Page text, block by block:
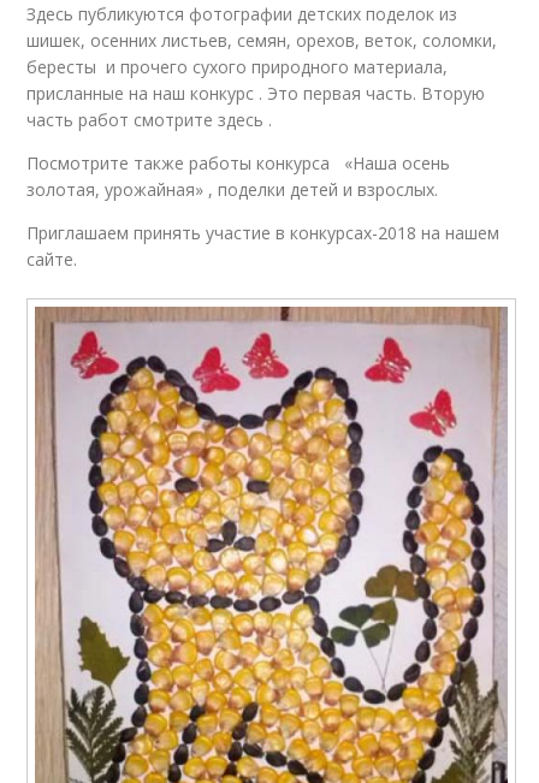
Здесь публикуются фотографии детских поделок из
шишек, осенних листьев, семян, орехов, веток, соломки,
бересты и прочего сухого природного материала,
присланные на наш конкурс . Это первая часть. Вторую
часть работ смотрите здесь .
Посмотрите также работы конкурса «Наша осень
золотая, урожайная» , поделки детей и взрослых.
Приглашаем принять участие в конкурсах-2018 на нашем
сайте.